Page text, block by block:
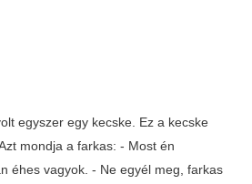
egyszer egy kecske. Ez a kecske
mondja a farkas: - Most én
éhes vagyok. - Ne egyél meg, farkas